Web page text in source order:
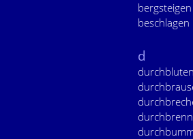
bergsteigen
beschlagen
d
durchbluten